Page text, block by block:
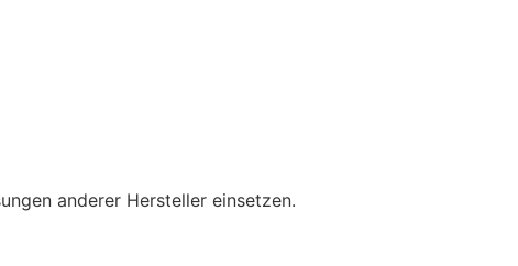
anderer Hersteller einsetzen.